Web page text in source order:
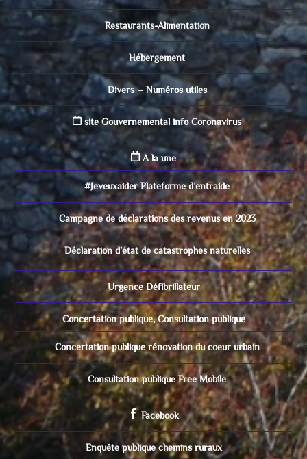
Restaurants-Alimentation
Hébergement
Divers – Numéros utiles
site Gouvernemental info Coronavirus
A la une
#Jeveuxaider Plateforme d’entraide
Campagne de déclarations des revenus en 2023
Déclaration d’état de catastrophes naturelles
Urgence Défibrillateur
Concertation publique, Consultation publique
Concertation publique rénovation du coeur urbain
Consultation publique Free Mobile
Facebook
Enquête publique chemins ruraux